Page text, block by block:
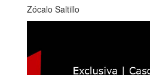
Zócalo Saltillo